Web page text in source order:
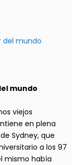
del mundo
mundo
viejos
en plena
Sydney, que
a los 97
mismo había